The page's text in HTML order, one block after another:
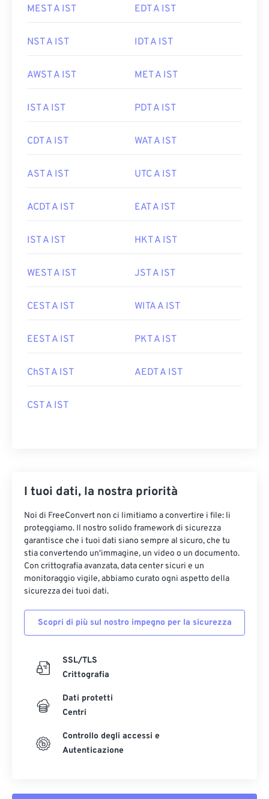
MEST A IST EDT A IST
NST A IST IDT A IST
AWST A IST MET A IST
IST A IST PDT A IST
CDT A IST WAT A IST
AST A IST UTC A IST
ACDT A IST EAT A IST
IST A IST HKT A IST
WEST A IST JST A IST
CEST A IST WITA A IST
EEST A IST PKT A IST
ChST A IST AEDT A IST
CST A IST
I tuoi dati, la nostra priorità
Noi di FreeConvert non ci limitiamo a convertire i file: li
proteggiamo. Il nostro solido framework di sicurezza
garantisce che i tuoi dati siano sempre al sicuro, che tu
stia convertendo un'immagine, un video o un documento.
Con crittografia avanzata, data center sicuri e un
monitoraggio vigile, abbiamo curato ogni aspetto della
sicurezza dei tuoi dati.
Scopri di più sul nostro impegno per la sicurezza
SSL/TLS
Crittografia
Dati protetti
Centri
Controllo degli accessi e
Autenticazione